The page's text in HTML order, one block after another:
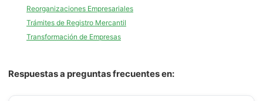
Reorganizaciones Empresariales
Trámites de Registro Mercantil
Transformación de Empresas
Respuestas a preguntas frecuentes en: